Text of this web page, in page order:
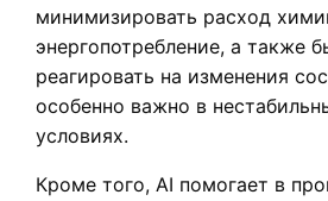
минимизировать расход
энергопотребление, а также
реагировать на изменения
особенно важно в
условиях.
Кроме того, AI помогает в